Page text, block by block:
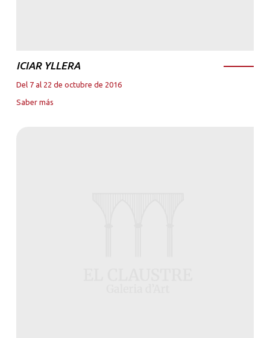
ICIAR YLLERA
Del 7 al 22 de octubre de 2016
Saber más